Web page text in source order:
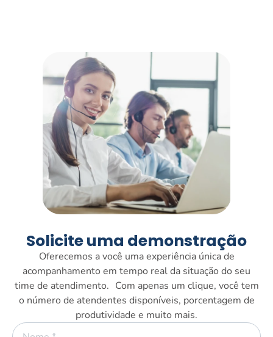
Solicite uma demonstração
Oferecemos a você uma experiência única de
acompanhamento em tempo real da situação do seu
time de atendimento. Com apenas um clique, você tem
o número de atendentes disponíveis, porcentagem de
produtividade e muito mais.